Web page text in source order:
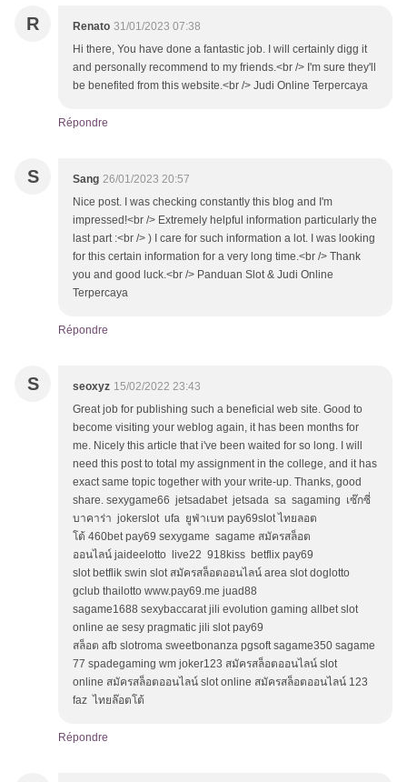
R Renato 31/01/2023 07:38
Hi there, You have done a fantastic job. I will certainly digg it
and personally recommend to my friends.<br /> I'm sure they'll
be benefited from this website.<br /> Judi Online Terpercaya
Répondre
S Sang 26/01/2023 20:57
Nice post. I was checking constantly this blog and I'm
impressed!<br /> Extremely helpful information particularly the
last part :<br /> ) I care for such information a lot. I was looking
for this certain information for a very long time.<br /> Thank
you and good luck.<br /> Panduan Slot & Judi Online
Terpercaya
Répondre
S seoxyz 15/02/2022 23:43
Great job for publishing such a beneficial web site. Good to
become visiting your weblog again, it has been months for
me. Nicely this article that i've been waited for so long. I will
need this post to total my assignment in the college, and it has
exact same topic together with your write-up. Thanks, good
share. sexygame66 jetsadabet jetsada sa sagaming เซ๊กซี่
บาคาร่า jokerslot ufa ยูฟ่าเบท pay69slot ไทยลอต
โต้ 460bet pay69 sexygame sagame สมัครสล็อต
ออนไลน์ jaideelotto live22 918kiss betflix pay69
slot betflik swin slot สมัครสล็อตออนไลน์ area slot doglotto
gclub thailotto www.pay69.me juad88
sagame1688 sexybaccarat jili evolution gaming allbet slot
online ae sesy pragmatic jili slot pay69
สล็อต afb slotroma sweetbonanza pgsoft sagame350 sagame
77 spadegaming wm joker123 สมัครสล็อตออนไลน์ slot
online สมัครสล็อตออนไลน์ slot online สมัครสล็อตออนไลน์ 123
faz ไทยล๊อตโต้
Répondre